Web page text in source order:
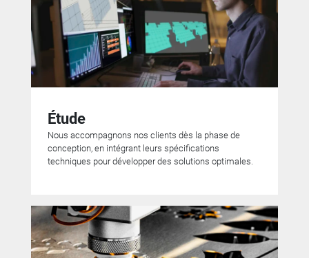
Étude
Nous accompagnons nos clients dès la phase de
conception, en intégrant leurs spécifications
techniques pour développer des solutions optimales.